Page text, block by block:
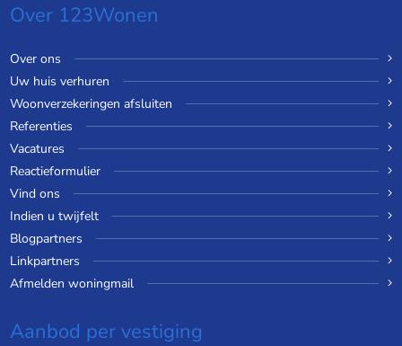
Over 123Wonen
Over ons
Uw huis verhuren
Woonverzekeringen afsluiten
Referenties
Vacatures
Reactieformulier
Vind ons
Indien u twijfelt
Blogpartners
Linkpartners
Afmelden woningmail
Aanbod per vestiging